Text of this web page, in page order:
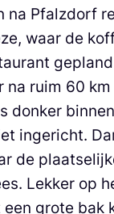
na Pfalzdorf
waar de
na ruim 60
donker
ingericht.
de
Lekker op
een grote bak